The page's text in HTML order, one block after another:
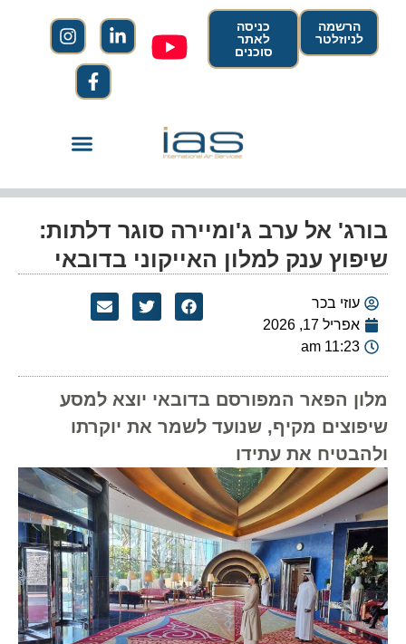
הרשמה
לניוזלטר
כניסה
לאתר
סוכנים
בורג' אל ערב ג'ומיירה סוגר דלתות:
שיפוץ ענק למלון האייקוני בדובאי
עוזי בכר
אפריל 17, 2026
11:23 am
מלון הפאר המפורסם בדובאי יוצא למסע
שיפוצים מקיף, שנועד לשמר את יוקרתו
ולהבטיח את עתידו